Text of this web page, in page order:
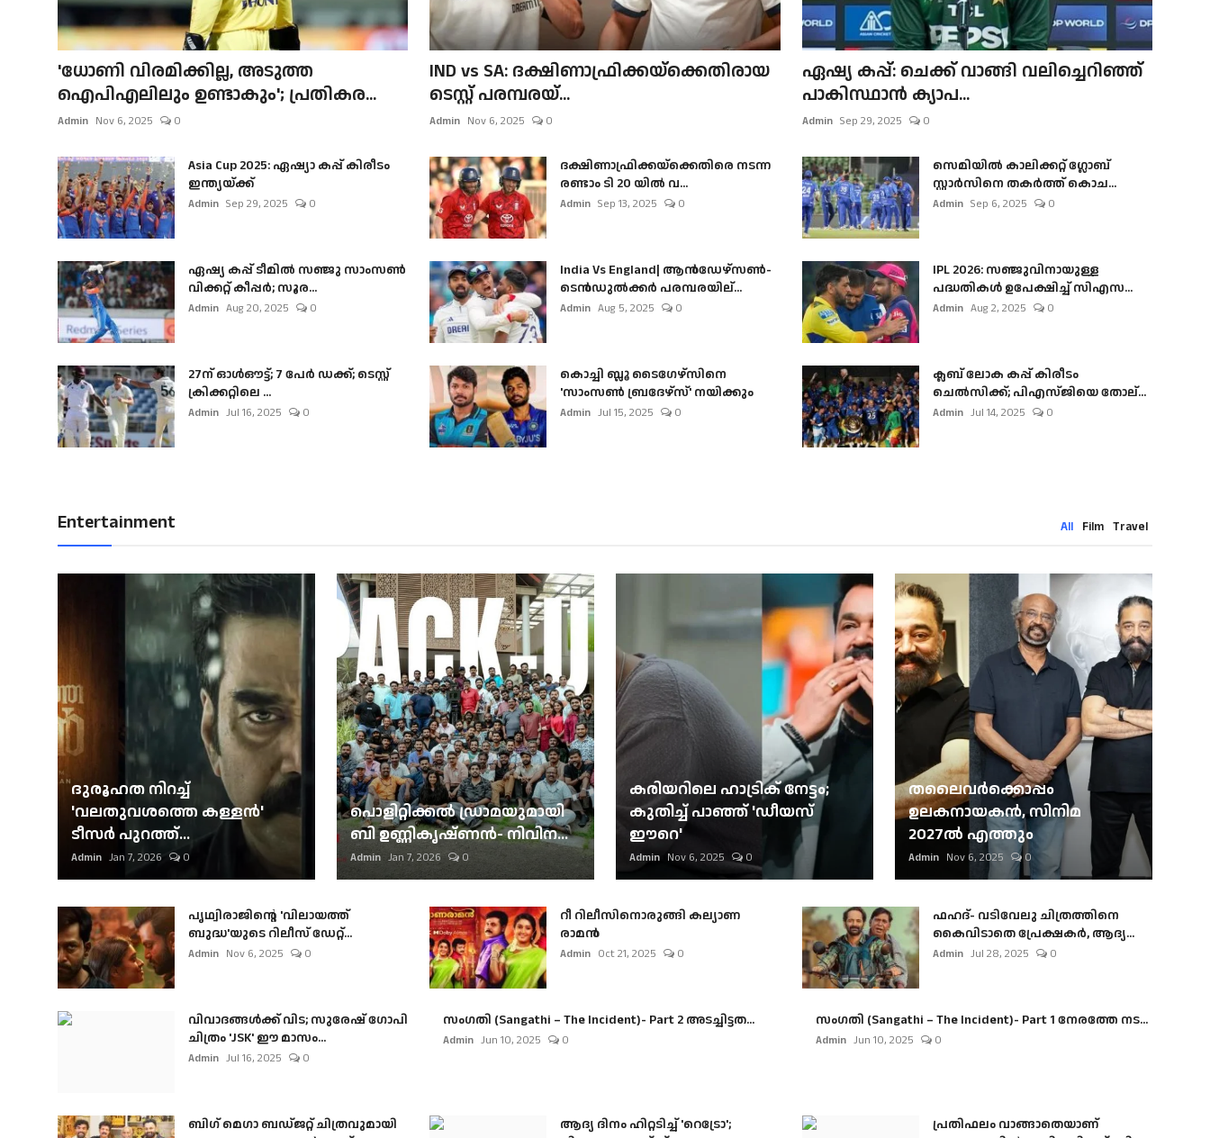
'ധോണി വിരമിക്കില്ല, അടുത്ത
ഐപിഎലിലും ഉണ്ടാകും'; പ്രതികര...
Admin Nov 6, 2025 0
IND vs SA: ദക്ഷിണാഫ്രിക്കയ്‌ക്കെതിരായ
ടെസ്റ്റ് പരമ്പരയ്...
Admin Nov 6, 2025 0
ഏഷ്യ കപ്പ്: ചെക്ക് വാങ്ങി വലിച്ചെറിഞ്ഞ്
പാകിസ്ഥാൻ ക്യാപ...
Admin Sep 29, 2025 0
Asia Cup 2025: ഏഷ്യാ കപ്പ് കിരീടം
ഇന്ത്യയ്ക്ക്
Admin Sep 29, 2025 0
ദക്ഷിണാഫ്രിക്കയ്‌ക്കെതിരെ നടന്ന
രണ്ടാം ടി 20 യിൽ വ...
Admin Sep 13, 2025 0
സെമിയിൽ കാലിക്കറ്റ് ഗ്ലോബ്
സ്റ്റാർസിനെ തകർത്ത് കൊച...
Admin Sep 6, 2025 0
ഏഷ്യ കപ്പ് ടീമിൽ സഞ്ജു സാംസൺ
വിക്കറ്റ് കീപ്പർ; സൂര...
Admin Aug 20, 2025 0
India Vs England| ആൻഡേഴ്സൺ-
ടെൻഡുല്‍ക്കർ പരമ്പരയില്...
Admin Aug 5, 2025 0
IPL 2026: സഞ്ജുവിനായുള്ള
പദ്ധതികൾ ഉപേക്ഷിച്ച് സിഎസ...
Admin Aug 2, 2025 0
27ന് ഓൾഔട്ട്; 7 പേർ ഡക്ക്; ടെസ്റ്റ്
ക്രിക്കറ്റിലെ ...
Admin Jul 16, 2025 0
കൊച്ചി ബ്ലൂ ടൈഗേഴ്സിനെ
'സാംസൺ ബ്രദേഴ്സ്' നയിക്കും
Admin Jul 15, 2025 0
ക്ലബ് ലോക കപ്പ് കിരീടം
ചെല്‍സിക്ക്; പിഎസ്ജിയെ തോല്...
Admin Jul 14, 2025 0
Entertainment All Film Travel
ദുരൂഹത നിറച്ച്
'വലതുവശത്തെ കള്ളന്‍'
ടീസര്‍ പുറത്ത്...
Admin Jan 7, 2026 0
പൊളിറ്റിക്കല്‍ ഡ്രാമയുമായി
ബി ഉണ്ണികൃഷ്ണന്‍- നിവിന...
Admin Jan 7, 2026 0
കരിയറിലെ ഹാട്രിക് നേട്ടം;
കുതിച്ച് പാഞ്ഞ് 'ഡീയസ്
ഈറെ'
Admin Nov 6, 2025 0
തലൈവര്‍ക്കൊപ്പം
ഉലകനായകന്‍, സിനിമ
2027ല്‍ എത്തും
Admin Nov 6, 2025 0
പൃഥ്വിരാജിന്റെ 'വിലായത്ത്
ബുദ്ധ'യുടെ റിലീസ് ഡേറ്റ്...
Admin Nov 6, 2025 0
റീ റിലീസിനൊരുങ്ങി കല്യാണ
രാമൻ
Admin Oct 21, 2025 0
ഫഹദ്- വടിവേലു ചിത്രത്തിനെ
കൈവിടാതെ പ്രേക്ഷകർ, ആദ്യ...
Admin Jul 28, 2025 0
വിവാദങ്ങൾക്ക് വിട; സുരേഷ് ഗോപി
ചിത്രം 'JSK' ഈ മാസം...
Admin Jul 16, 2025 0
സംഗതി (Sangathi – The Incident)- Part 2 അടച്ചിട്ടത...
Admin Jun 10, 2025 0
സംഗതി (Sangathi – The Incident)- Part 1 നേരത്തേ നട...
Admin Jun 10, 2025 0
ബി​ഗ് മെഗാ ബഡ്ജറ്റ് ചിത്രവുമായി
ആദ്യ ദിനം ഹിറ്റടിച്ച് 'റെട്രോ';
പ്രതിഫലം വാങ്ങാതെയാണ്